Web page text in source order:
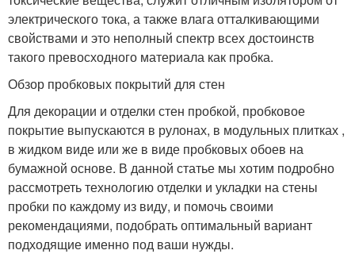
электрического тока, а также влага отталкивающими
свойствами и это неполный спектр всех достоинств
такого превосходного материала как пробка.
Обзор пробковых покрытий для стен
Для декорации и отделки стен пробкой, пробковое
покрытие выпускаются в рулонах, в модульных плитках ,
в жидком виде или же в виде пробковых обоев на
бумажной основе. В данной статье мы хотим подробно
рассмотреть технологию отделки и укладки на стены
пробки по каждому из виду, и помочь своими
рекомендациями, подобрать оптимальный вариант
подходящие именно под ваши нужды.